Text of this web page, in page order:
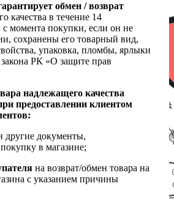
обмен / возврат
качества в течение 14
момента покупки, если он не
сохранены его товарный вид,
упаковка, пломбы, ярлыки
закона РК «О защите прав
надлежащего качества
предоставлении клиентом
другие документы,
в магазине;
на возврат/обмен товара на
с указанием причины